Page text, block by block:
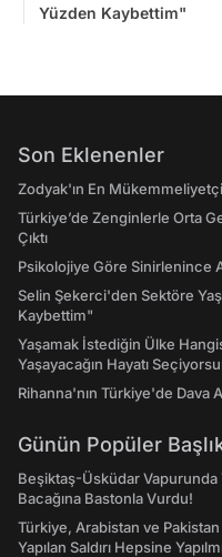
Yüzden Kaybettim"
Son Eklenenler
Zodyak'ın En
Türkiye’de Zenginlerle Orta
Çıktı
Psikolojiye Göre Sinirlenince
Selin Şekerci'den Sektöre
Kaybettim"
Yaşamak İstediğin Ülke
Yaşayacağın Hayatı
Rihanna'nın Türkiye'de Dava
Günün Popüler
Beşiktaş-Üsküdar Vapurunda
Bacağına Bastonla Vurdu!
Türkiye, Arabistan ve
Yapılan Saldırı Hepsine